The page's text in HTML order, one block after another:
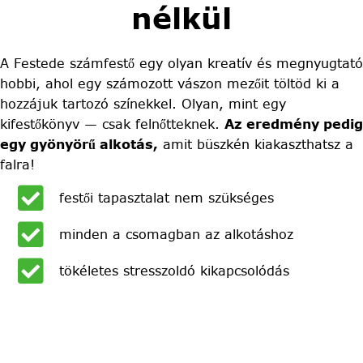
nélkül
A Festede számfestő egy olyan kreatív és megnyugtató
hobbi, ahol egy számozott vászon mezőit töltöd ki a
hozzájuk tartozó színekkel. Olyan, mint egy
kifestőkönyv — csak felnőtteknek. Az eredmény pedig
egy gyönyörű alkotás, amit büszkén kiakaszthatsz a
falra!
festői tapasztalat nem szükséges
minden a csomagban az alkotáshoz
tökéletes stresszoldó kikapcsolódás